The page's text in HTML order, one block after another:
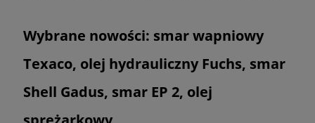
Wybrane nowości: smar wapniowy
Texaco, olej hydrauliczny Fuchs, smar
Shell Gadus, smar EP 2, olej